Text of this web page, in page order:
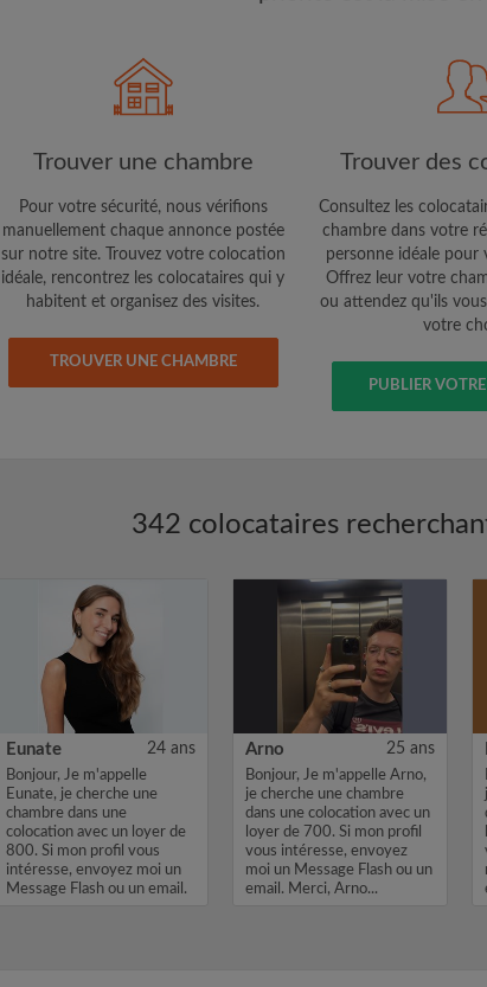
Trouver une chambre
Pour votre sécurité, nous vérifions
manuellement chaque annonce postée
sur notre site. Trouvez votre colocation
idéale, rencontrez les colocataires qui y
habitent et organisez des visites.
TROUVER UNE CHAMBRE
Trouver des
Consultez les
chambre dans votre
personne idéale
Offrez leur votre
ou attendez qu'ils
votre
PUBLIER
342 colocataires
Eunate 24 ans
Bonjour, Je m'appelle
Eunate, je cherche une
chambre dans une
colocation avec un loyer de
800. Si mon profil vous
intéresse, envoyez moi un
Message Flash ou un email.
Arno 25 ans
Bonjour, Je m'appelle Arno,
je cherche une chambre
dans une colocation avec un
loyer de 700. Si mon profil
vous intéresse, envoyez
moi un Message Flash ou un
email. Merci, Arno...